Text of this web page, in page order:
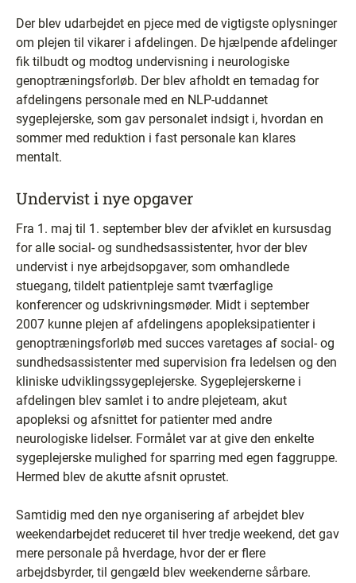
Der blev udarbejdet en pjece med de vigtigste oplysninger
om plejen til vikarer i afdelingen. De hjælpende afdelinger
fik tilbudt og modtog undervisning i neurologiske
genoptræningsforløb. Der blev afholdt en temadag for
afdelingens personale med en NLP-uddannet
sygeplejerske, som gav personalet indsigt i, hvordan en
sommer med reduktion i fast personale kan klares
mentalt.
Undervist i nye opgaver
Fra 1. maj til 1. september blev der afviklet en kursusdag
for alle social- og sundhedsassistenter, hvor der blev
undervist i nye arbejdsopgaver, som omhandlede
stuegang, tildelt patientpleje samt tværfaglige
konferencer og udskrivningsmøder. Midt i september
2007 kunne plejen af afdelingens apopleksipatienter i
genoptræningsforløb med succes varetages af social- og
sundhedsassistenter med supervision fra ledelsen og den
kliniske udviklingssygeplejerske. Sygeplejerskerne i
afdelingen blev samlet i to andre plejeteam, akut
apopleksi og afsnittet for patienter med andre
neurologiske lidelser. Formålet var at give den enkelte
sygeplejerske mulighed for sparring med egen faggruppe.
Hermed blev de akutte afsnit oprustet.
Samtidig med den nye organisering af arbejdet blev
weekendarbejdet reduceret til hver tredje weekend, det gav
mere personale på hverdage, hvor der er flere
arbejdsbyrder, til gengæld blev weekenderne sårbare.